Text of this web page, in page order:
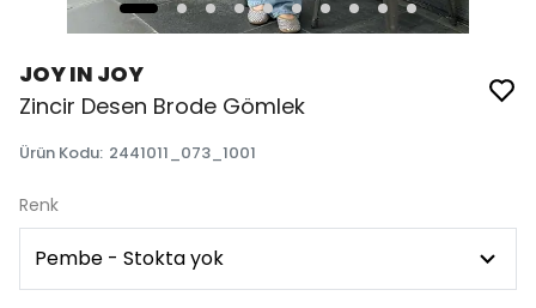
JOY IN JOY
Zincir Desen Brode Gömlek
Ürün Kodu: 2441011_073_1001
Renk